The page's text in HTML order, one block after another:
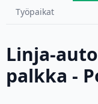
Työpaikat
Linja-
palkka -